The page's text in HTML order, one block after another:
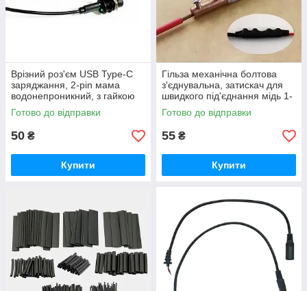
Врізний роз'єм USB Type-C
заряджання, 2-pin мама
водонепроникний, з гайкою
4,2 В
Готово до відправки
50 ₴
Купити
Гільза механічна болтова
з'єднувальна, затискач для
швидкого під'єднання мідь 1-
16 мм затискач для дроту
Готово до відправки
55 ₴
Купити